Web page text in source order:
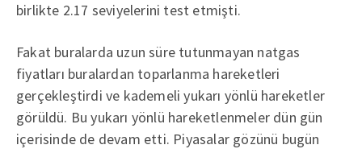
birlikte 2.17 seviyelerini test etmişti.
Fakat buralarda uzun süre tutunmayan natgas
fiyatları buralardan toparlanma hareketleri
gerçekleştirdi ve kademeli yukarı yönlü hareketler
görüldü. Bu yukarı yönlü hareketlenmeler dün gün
içerisinde de devam etti. Piyasalar gözünü bugün